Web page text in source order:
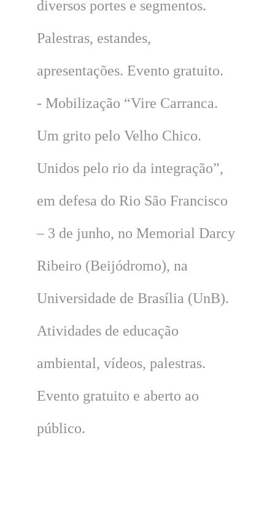
diversos portes e segmentos.
Palestras, estandes,
apresentações. Evento gratuito.
- Mobilização “Vire Carranca.
Um grito pelo Velho Chico.
Unidos pelo rio da integração”,
em defesa do Rio São Francisco
– 3 de junho, no Memorial Darcy
Ribeiro (Beijódromo), na
Universidade de Brasília (UnB).
Atividades de educação
ambiental, vídeos, palestras.
Evento gratuito e aberto ao
público.